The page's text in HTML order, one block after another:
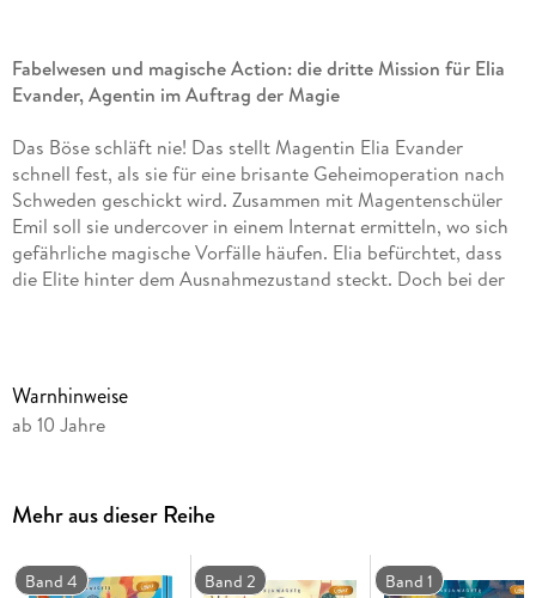
Fabelwesen und magische Action: die dritte Mission für Elia
Evander, Agentin im Auftrag der Magie
Das Böse schläft nie! Das stellt Magentin Elia Evander
schnell fest, als sie für eine brisante Geheimoperation nach
Schweden geschickt wird. Zusammen mit Magentenschüler
Emil soll sie undercover in einem Internat ermitteln, wo sich
gefährliche magische Vorfälle häufen. Elia befürchtet, dass
die Elite hinter dem Ausnahmezustand steckt. Doch bei der
das Gute siegen zu lassen - damit in Stockholm endlich Ruhe
einkehrt und die Menschen wieder unbesorgt schlafen
können?
1 MP3-CD, 6h 28min Lesung. Ungekürzte Ausgabe
Warnhinweise
ab 10 Jahre
Mehr aus dieser Reihe
Band 4 Band 2 Band 1